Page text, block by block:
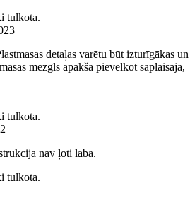
tulkota.
detaļas varētu būt izturīgākas un
mezgls apakšā pievelkot saplaisāja,
tulkota.
nav ļoti laba.
tulkota.